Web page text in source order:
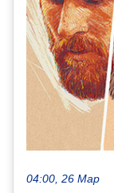
04:00, 26 Мар